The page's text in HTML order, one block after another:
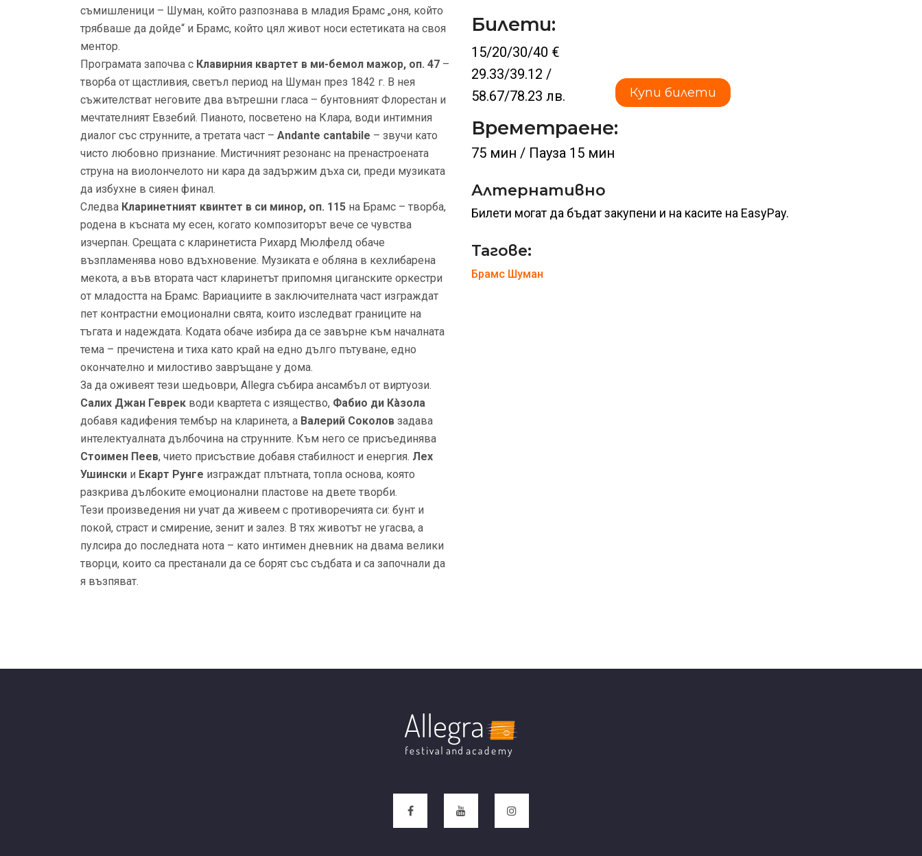
съмишленици – Шуман, който разпознава в младия Брамс „оня, който
трябваше да дойде“ и Брамс, който цял живот носи естетиката на своя
ментор.
Програмата започва с Клавирния квартет в ми-бемол мажор, оп. 47 –
творба от щастливия, светъл период на Шуман през 1842 г. В нея
съжителстват неговите два вътрешни гласа – бунтовният Флорестан и
мечтателният Евзебий. Пианото, посветено на Клара, води интимния
диалог със струнните, а третата част – Andante cantabile – звучи като
чисто любовно признание. Мистичният резонанс на пренастроената
струна на виолончелото ни кара да задържим дъха си, преди музиката
да избухне в сияен финал.
Следва Кларинетният квинтет в си минор, оп. 115 на Брамс – творба,
родена в късната му есен, когато композиторът вече се чувства
изчерпан. Срещата с кларинетиста Рихард Мюлфелд обаче
възпламенява ново вдъхновение. Музиката е обляна в кехлибарена
мекота, а във втората част кларинетът припомня циганските оркестри
от младостта на Брамс. Вариациите в заключителната част изграждат
пет контрастни емоционални свята, които изследват границите на
тъгата и надеждата. Кодата обаче избира да се завърне към началната
тема – пречистена и тиха като край на едно дълго пътуване, едно
окончателно и милостиво завръщане у дома.
За да оживеят тези шедьоври, Allegra събира ансамбъл от виртуози.
Салих Джан Геврек води квартета с изящество, Фабио ди Кàзола
добавя кадифения тембър на кларинета, а Валерий Соколов задава
интелектуалната дълбочина на струнните. Към него се присъединява
Стоимен Пеев, чието присъствие добавя стабилност и енергия. Лех
Ушински и Екарт Рунге изграждат плътната, топла основа, която
разкрива дълбоките емоционални пластове на двете творби.
Тези произведения ни учат да живеем с противоречията си: бунт и
покой, страст и смирение, зенит и залез. В тях животът не угасва, а
пулсира до последната нота – като интимен дневник на двама велики
творци, които са престанали да се борят със съдбата и са започнали да
я възпяват.
Билети:
15/20/30/40 €
29.33/39.12 /
58.67/78.23 лв.
Купи билети
Времетраене:
75 мин / Пауза 15 мин
Алтернативно
Билети могат да бъдат закупени и на касите на EasyPay.
Тагове:
Брамс Шуман